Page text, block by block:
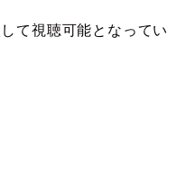
て視聴可能となってい